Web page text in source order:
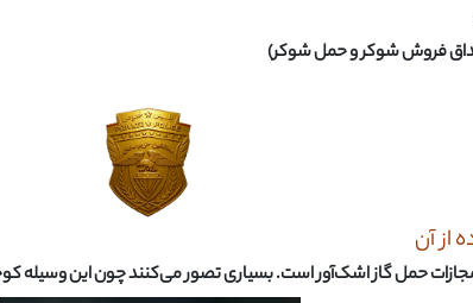
فروش شوکر و حمل شوکر)
مجازات حمل گاز اشک‌آور است. بسیاری تصور می‌کنند چون این وسیله